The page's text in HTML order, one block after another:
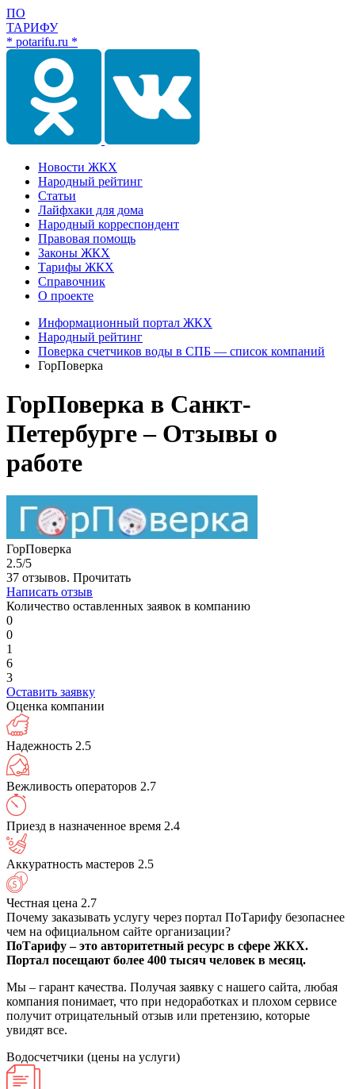
ПО
ТАРИФУ
* potarifu.ru *
Новости ЖКХ
Народный рейтинг
Статьи
Лайфхаки для дома
Народный корреспондент
Правовая помощь
Законы ЖКХ
Тарифы ЖКХ
Справочник
О проекте
Информационный портал ЖКХ
Народный рейтинг
Поверка счетчиков воды в СПБ — список компаний
ГорПоверка
ГорПоверка в Санкт-
Петербурге – Отзывы о
работе
ГорПоверка
2.5/5
37 отзывов. Прочитать
Написать отзыв
Количество оставленных заявок в компанию
0
0
1
6
3
Оставить заявку
Оценка компании
Надежность 2.5
Вежливость операторов 2.7
Приезд в назначенное время 2.4
Аккуратность мастеров 2.5
Честная цена 2.7
Почему заказывать услугу через портал ПоТарифу безопаснее
чем на официальном сайте организации?
ПоТарифу – это авторитетный ресурс в сфере ЖКХ.
Портал посещают более 400 тысяч человек в месяц.
Мы – гарант качества. Получая заявку с нашего сайта, любая
компания понимает, что при недоработках и плохом сервисе
получит отрицательный отзыв или претензию, которые
увидят все.
Водосчетчики (цены на услуги)